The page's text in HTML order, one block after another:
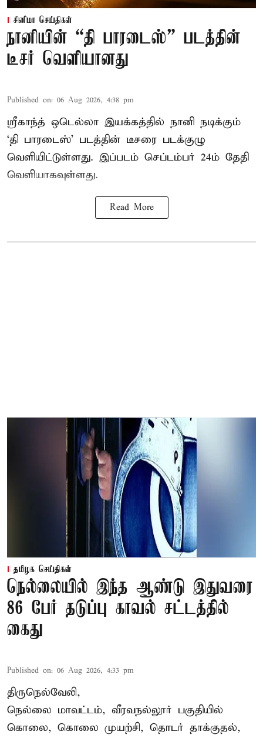
சினிமா செய்திகள்
நானியின் “தி பாரடைஸ்” படத்தின்
டீசர் வெளியானது
Published on: 06 Aug 2026, 4:38 pm
ஸ்ரீகாந்த் ஒடெல்லா இயக்கத்தில் நானி நடிக்கும்
‘தி பாரடைஸ்’ படத்தின் டீசரை படக்குழு
வெளியிட்டுள்ளது. இப்படம் செப்டம்பர் 24ம் தேதி
வெளியாகவுள்ளது.
Read More
தமிழக செய்திகள்
நெல்லையில் இந்த ஆண்டு இதுவரை
86 பேர் தடுப்பு காவல் சட்டத்தில்
கைது
Published on: 06 Aug 2026, 4:33 pm
திருநெல்வேலி,
நெல்லை மாவட்டம், வீரவநல்லூர் பகுதியில்
கொலை, கொலை முயற்சி, தொடர் தாக்குதல்,